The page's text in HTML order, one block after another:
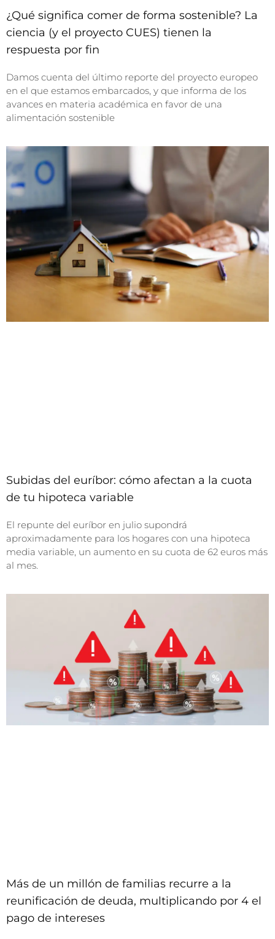
¿Qué significa comer de forma sostenible? La
ciencia (y el proyecto CUES) tienen la
respuesta por fin
Damos cuenta del último reporte del proyecto europeo
en el que estamos embarcados, y que informa de los
avances en materia académica en favor de una
alimentación sostenible
Subidas del euríbor: cómo afectan a la cuota
de tu hipoteca variable
El repunte del euríbor en julio supondrá
aproximadamente para los hogares con una hipoteca
media variable, un aumento en su cuota de 62 euros más
al mes.
Más de un millón de familias recurre a la
reunificación de deuda, multiplicando por 4 el
pago de intereses